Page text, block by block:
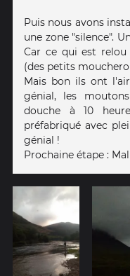
Puis nous avons
une zone "silence".
Car ce qui est relou
(des petits
Mais bon ils ont
génial, les
douche à 10
préfabriqué avec
génial !
Prochaine étape :